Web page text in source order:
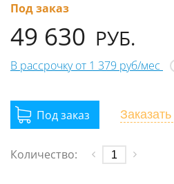
Под заказ
49 630 РУБ.
В рассрочку от 1 379 руб/мес
Заказать
Количество: